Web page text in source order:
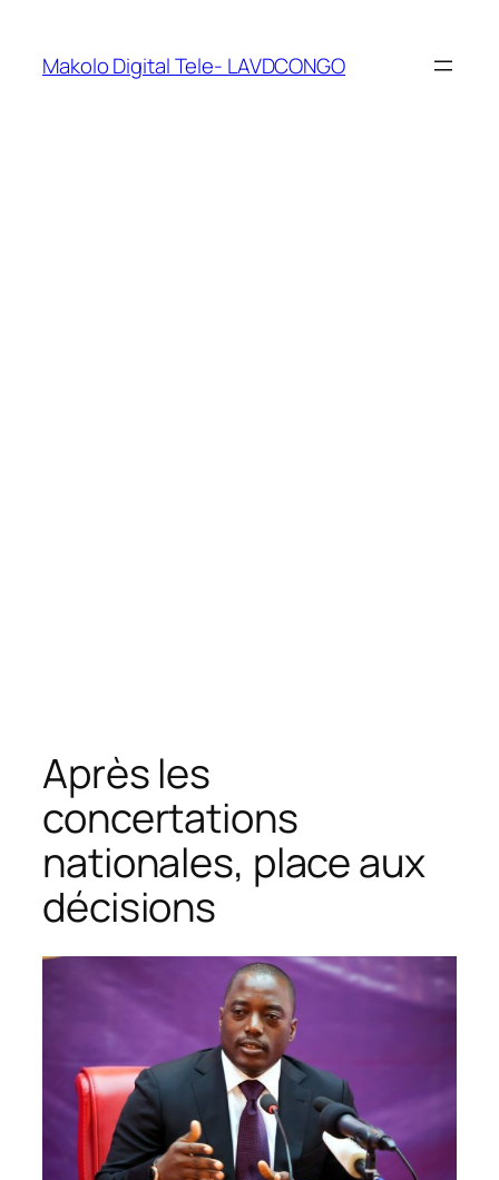
Makolo Digital Tele- LAVDCONGO
Après les
concertations
nationales, place aux
décisions